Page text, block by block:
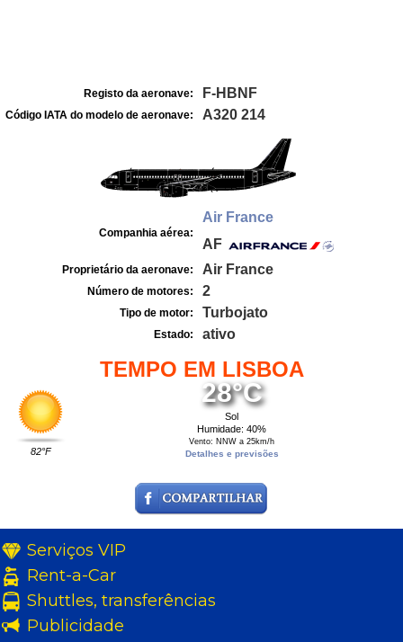
Registo da aeronave: F-HBNF
Código IATA do modelo de aeronave: A320 214
Companhia aérea:
Air France
AF
Proprietário da aeronave: Air France
Número de motores: 2
Tipo de motor: Turbojato
Estado: ativo
TEMPO EM LISBOA
82°F
28°C
Sol
Humidade: 40%
Vento: NNW a 25km/h
Detalhes e previsões
Serviços VIP
Rent-a-Car
Shuttles, transferências
Publicidade